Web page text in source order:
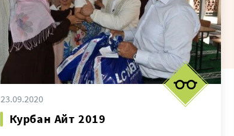
23.09.2020
Курбан Айт 2019